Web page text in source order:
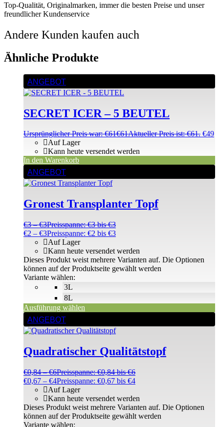
Top-Qualität, Originalmarken, immer die besten Preise und unser
freundlicher Kundenservice
Andere Kunden kaufen auch
Ähnliche Produkte
ANGEBOT
SECRET ICER – 5 BEUTEL
Ursprünglicher Preis war: €61€61Aktueller Preis ist: €61. €49
Auf Lager
Kann heute versendet werden
In den Warenkorb
ANGEBOT
Gronest Transplanter Topf
€3 –€3Preisspanne: €3 bis €3
€2 – €3Preisspanne: €2 bis €3
3L
8L
Auf Lager
Kann heute versendet werden
Variante wählen:
Ausführung wählen
Dieses Produkt weist mehrere Varianten auf. Die Optionen
können auf der Produktseite gewählt werden
ANGEBOT
Quadratischer Qualitätstopf
€0,84 –€6Preisspanne: €0,84 bis €6
€0,67 – €4Preisspanne: €0,67 bis €4
Auf Lager
Kann heute versendet werden
Variante wählen:
Dieses Produkt weist mehrere Varianten auf. Die Optionen
können auf der Produktseite gewählt werden